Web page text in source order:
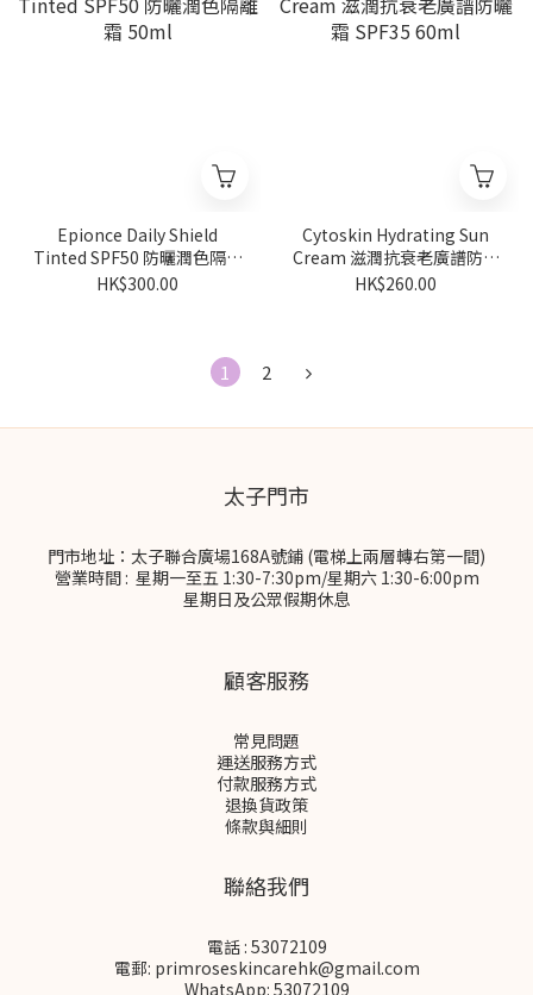
Epionce Daily Shield
Tinted SPF50 防曬潤色隔離
霜 50ml
HK$300.00
Cytoskin Hydrating Sun
Cream 滋潤抗衰老廣譜防曬
霜 SPF35 60ml
HK$260.00
1 2
太子門市
門市地址：太子聯合廣場168A號鋪 (電梯上兩層轉右第一間)
營業時間 : 星期一至五 1:30-7:30pm/星期六 1:30-6:00pm
星期日及公眾假期休息
顧客服務
常見問題
運送服務方式
付款服務方式
退換貨政策
條款與細則
聯絡我們
電話 : 53072109
電郵: primroseskincarehk@gmail.com
WhatsApp: 53072109